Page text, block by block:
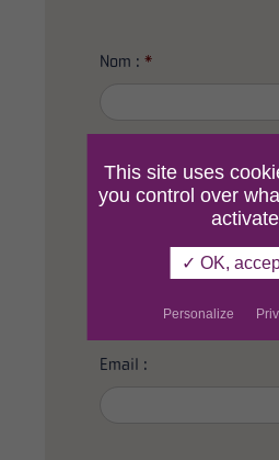
Nom : *
Téléphone :
Email :
This site uses
you control over
activate
✓ OK,
Personalize